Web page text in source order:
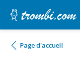
Page d'accueil